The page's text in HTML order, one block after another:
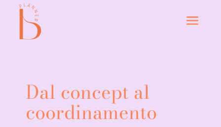
Dal concept al
coordinamento